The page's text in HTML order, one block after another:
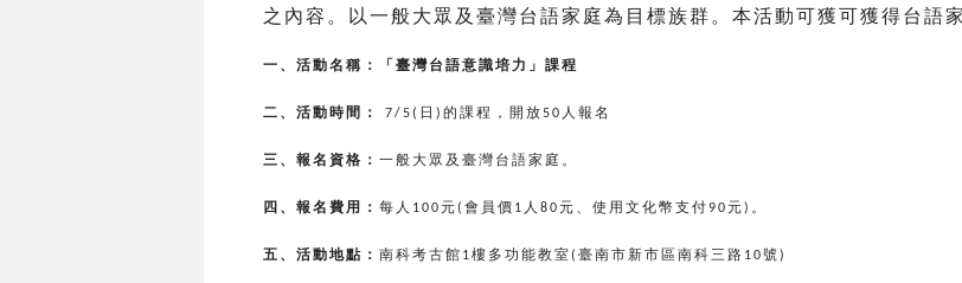
之內容。以一般大眾及臺灣台語家庭為目標族群。本活動可獲可獲得台語
一、活動名稱：「臺灣台語意識培力」課程
二、活動時間： 7/5( 日 ) 的課程，開放50 人報名
三、報名資格： 一般大眾及臺灣台語家庭。
四、報名費用： 每人 100元( 會員價 1 人 80元、使用文化幣支付90元 ) 。
五、活動地點： 南科考古館 1樓多功能教室( 臺南市新市區南科三路 10號 )